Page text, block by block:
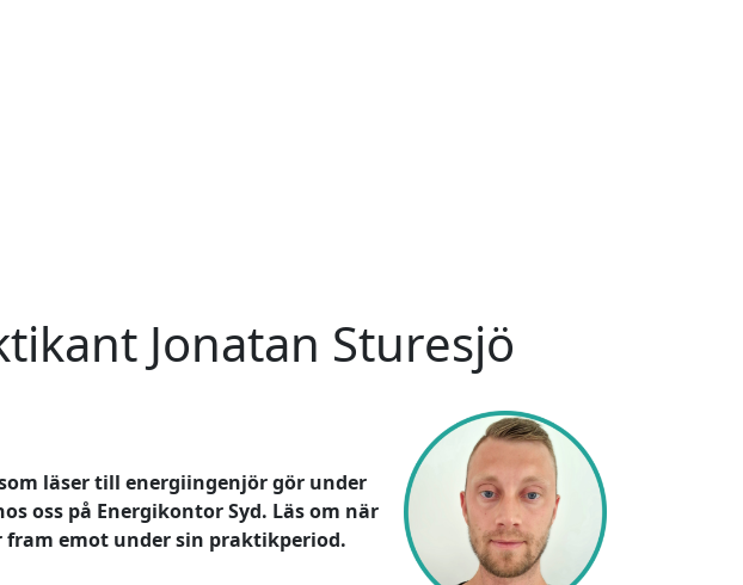
Jonatan Sturesjö
läser till energiingenjör gör under
oss på Energikontor Syd. Läs om när
fram emot under sin praktikperiod.